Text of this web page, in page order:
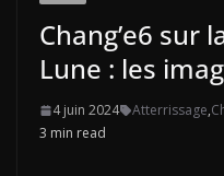
Chang’e6 sur
Lune : les
4 juin 2024 Atterrissage,
3 min read